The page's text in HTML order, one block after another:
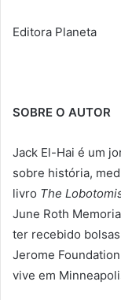
Editora Planeta
SOBRE O AUTOR
Jack El-Hai é um
sobre história,
livro The
June Roth
ter recebido
Jerome
vive em